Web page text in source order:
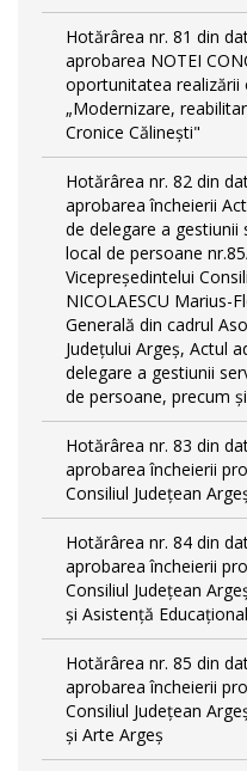
Hotărârea nr. 81 din
aprobarea NOTEI
oportunitatea realizării
„Modernizare,
Cronice Călinești"
Hotărârea nr. 82 din
aprobarea încheierii
de delegare a gestiunii
local de persoane
Vicepreședintelui
NICOLAESCU Marius-
Generală din cadrul
Județului Argeș, Actul
delegare a gestiunii
de persoane, precum
Hotărârea nr. 83 din
aprobarea încheierii
Consiliul Județean
Hotărârea nr. 84 din
aprobarea încheierii
Consiliul Județean
și Asistență
Hotărârea nr. 85 din
aprobarea încheierii
Consiliul Județean
și Arte Argeș